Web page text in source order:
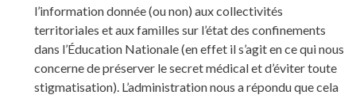
l’information donnée (ou non) aux collectivités
territoriales et aux familles sur l’état des confinements
dans l’Éducation Nationale (en effet il s’agit en ce qui nous
concerne de préserver le secret médical et d’éviter toute
stigmatisation). L’administration nous a répondu que cela